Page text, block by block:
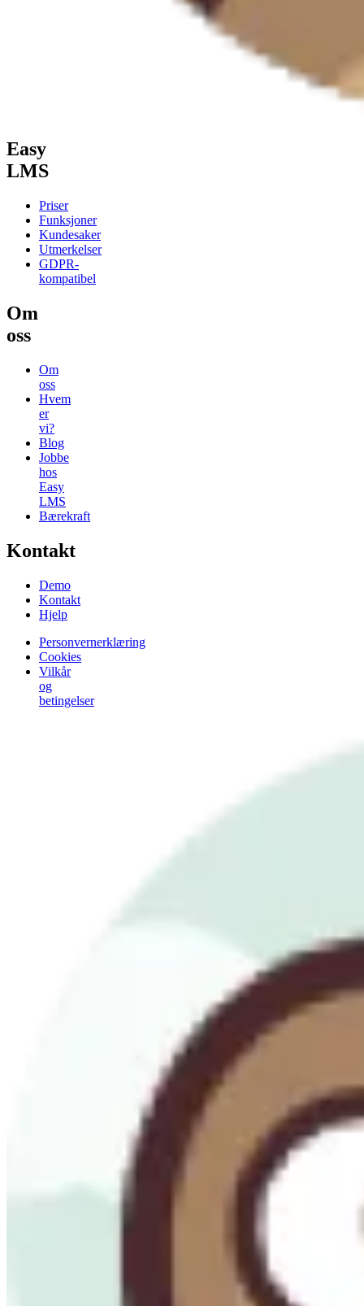
Easy
LMS
Priser
Funksjoner
Kundesaker
Utmerkelser
GDPR-
kompatibel
Om
oss
Om
oss
Hvem
er
vi?
Blog
Jobbe
hos
Easy
LMS
Bærekraft
Kontakt
Demo
Kontakt
Hjelp
Personvernerklæring
Cookies
Vilkår
og
betingelser